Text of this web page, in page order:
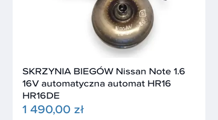
SKRZYNIA BIEGÓW Nissan Note 1.6
16V automatyczna automat HR16
HR16DE
1 490,00 zł